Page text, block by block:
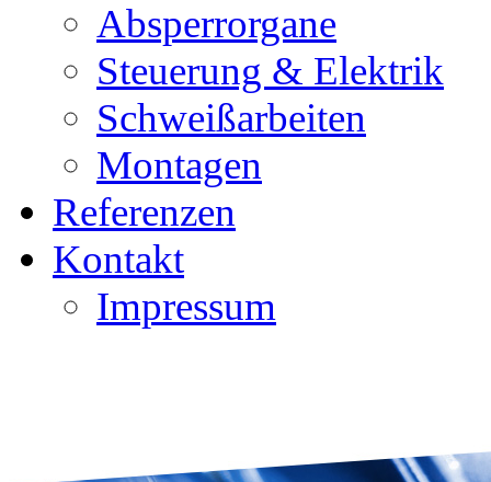
Absperrorgane
Steuerung & Elektrik
Schweißarbeiten
Montagen
Referenzen
Kontakt
Impressum